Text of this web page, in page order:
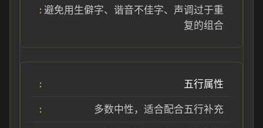
避免用生僻字、谐音不佳字、声调过于重
复的组合
五行属性
多数中性，适合配合五行补充